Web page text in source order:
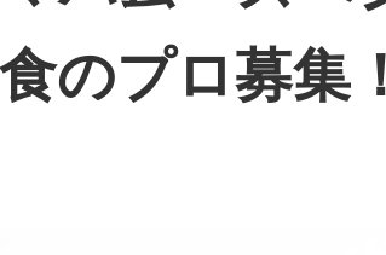
のプロ募集！